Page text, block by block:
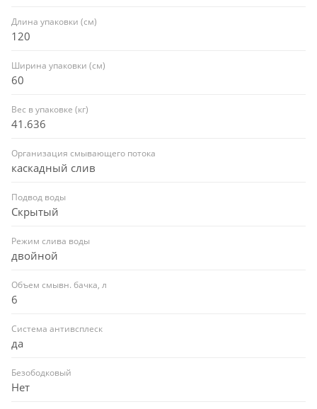
Длина упаковки (см)
120
Ширина упаковки (см)
60
Вес в упаковке (кг)
41.636
Организация смывающего потока
каскадный слив
Подвод воды
Скрытый
Режим слива воды
двойной
Объем смывн. бачка, л
6
Система антивсплеск
да
Безободковый
Нет